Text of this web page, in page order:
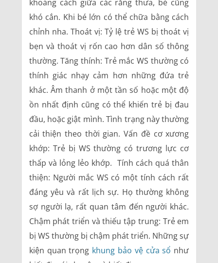
khoảng cách giữa các răng thưa, bé cũng
khó cắn. Khi bé lớn có thể chữa bằng cách
chỉnh nha. Thoát vị: Tỷ lệ trẻ WS bị thoát vị
bẹn và thoát vị rốn cao hơn dân số thông
thường. Tăng thính: Trẻ mắc WS thường có
thính giác nhạy cảm hơn những đứa trẻ
khác. Âm thanh ở một tần số hoặc một độ
ồn nhất định cũng có thể khiến trẻ bị đau
đầu, hoặc giật mình. Tình trạng này thường
cải thiện theo thời gian. Vấn đề cơ xương
khớp: Trẻ bị WS thường có trương lực cơ
thấp và lỏng lẻo khớp. Tính cách quá thân
thiện: Người mắc WS có một tính cách rất
đáng yêu và rất lịch sự. Họ thường không
sợ người lạ, rất quan tâm đến người khác.
Chậm phát triển và thiếu tập trung: Trẻ em
bị WS thường bị chậm phát triển. Những sự
kiện quan trọng khung bảo vệ cửa sổ như